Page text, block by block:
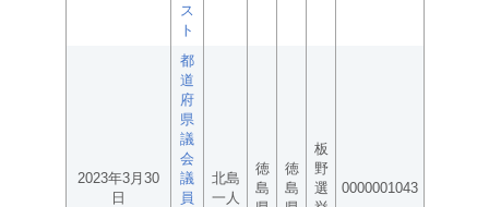
ス
ト
2023年3月30
日
都
道
府
県
議
会
議
員
北島
一人
徳
島
徳
島
板
野
選
0000001043